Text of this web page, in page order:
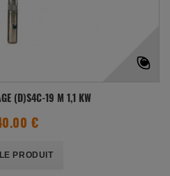
(D)S4C-19 M 1,1 KW
€
PRODUIT